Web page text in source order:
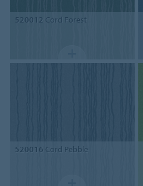
520012 Cord Forest
520016 Cord Pebble